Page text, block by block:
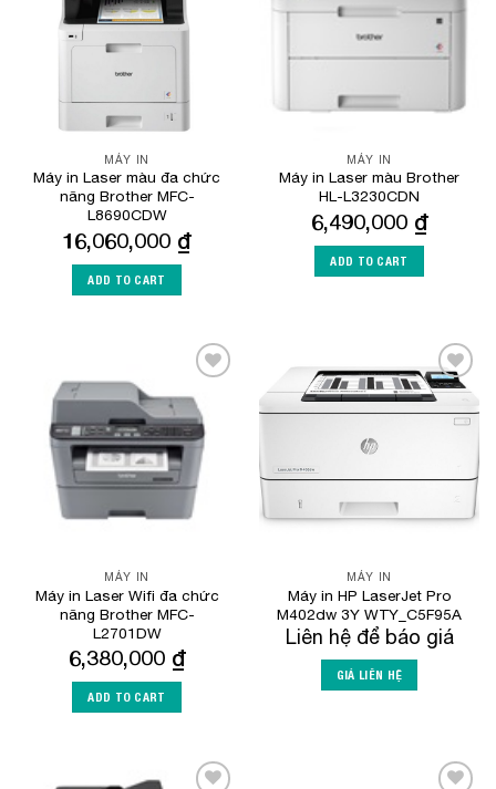
MÁY IN
Máy in Laser màu đa chức
năng Brother MFC-
L8690CDW
16,060,000 ₫
ADD TO CART
MÁY IN
Máy in Laser màu Brother
HL-L3230CDN
6,490,000 ₫
ADD TO CART
Add to
Wishlist
MÁY IN
Máy in Laser Wifi đa chức
năng Brother MFC-
L2701DW
6,380,000 ₫
ADD TO CART
Add to
MÁY IN
Máy in HP LaserJet Pro
M402dw 3Y WTY_C5F95A
Liên hệ để báo giá
GIÁ LIÊN HỆ